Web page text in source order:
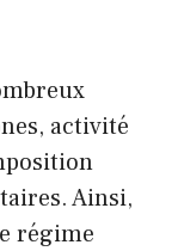
activité
Ainsi,
régime